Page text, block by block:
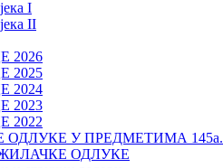
I
II
2026
2025
2024
2023
2022
ОДЛУКЕ У ПРЕДМЕТИМА 145а.
ОДЛУКЕ